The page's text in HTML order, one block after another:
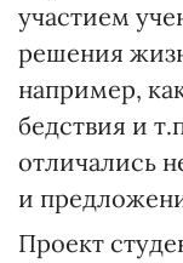
участием
решения
например,
бедствия и
отличались
и
Проект